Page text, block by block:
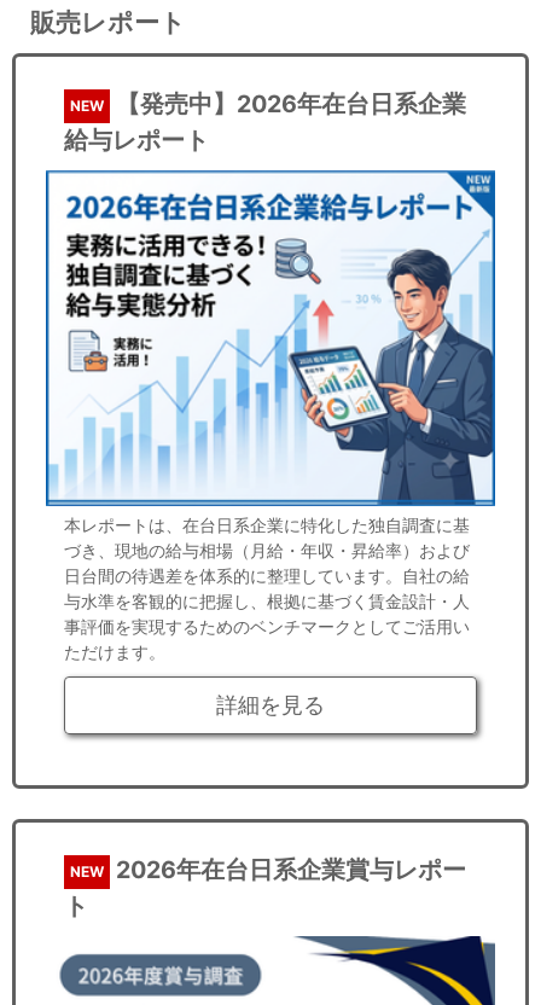
販売レポート
NEW
【発売中】2026年在台日系企業
給与レポート
本レポートは、在台日系企業に特化した独自調査に基
づき、現地の給与相場（月給・年収・昇給率）および
日台間の待遇差を体系的に整理しています。自社の給
与水準を客観的に把握し、根拠に基づく賃金設計・人
事評価を実現するためのベンチマークとしてご活用い
ただけます。
詳細を見る
NEW
2026年在台日系企業賞与レポー
ト